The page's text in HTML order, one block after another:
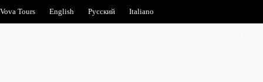
Vova Tours English Русский Italiano